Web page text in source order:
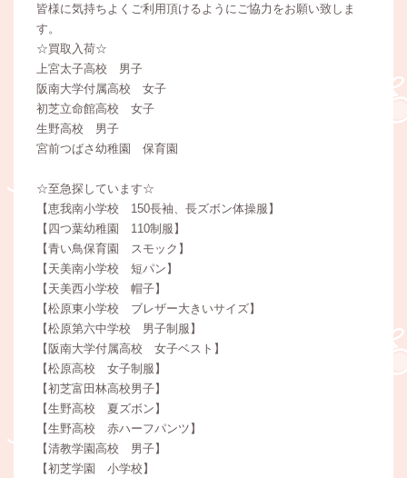
皆様に気持ちよくご利用頂けるようにご協力をお願い致しま
す。
☆買取入荷☆
上宮太子高校 男子
阪南大学付属高校 女子
初芝立命館高校 女子
生野高校 男子
宮前つばさ幼稚園 保育園
☆至急探しています☆
【恵我南小学校 150長袖、長ズボン体操服】
【四つ葉幼稚園 110制服】
【青い鳥保育園 スモック】
【天美南小学校 短パン】
【天美西小学校 帽子】
【松原東小学校 ブレザー大きいサイズ】
【松原第六中学校 男子制服】
【阪南大学付属高校 女子ベスト】
【松原高校 女子制服】
【初芝富田林高校男子】
【生野高校 夏ズボン】
【生野高校 赤ハーフパンツ】
【清教学園高校 男子】
【初芝学園 小学校】